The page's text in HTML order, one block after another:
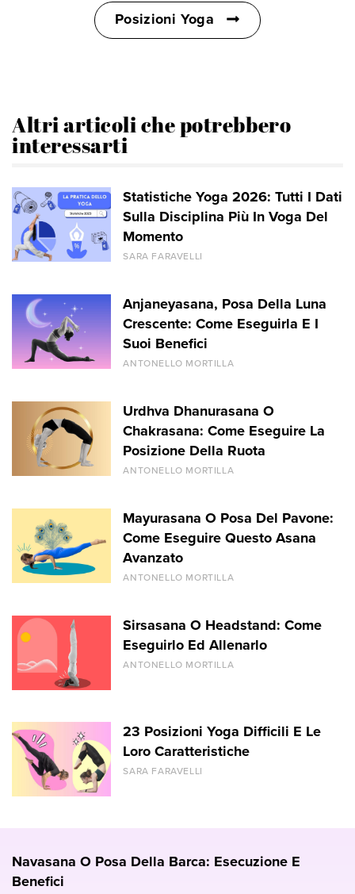
Posizioni Yoga
Altri articoli che potrebbero
interessarti
Statistiche Yoga 2026: Tutti I Dati
Sulla Disciplina Più In Voga Del
Momento
SARA FARAVELLI
Anjaneyasana, Posa Della Luna
Crescente: Come Eseguirla E I
Suoi Benefici
ANTONELLO MORTILLA
Urdhva Dhanurasana O
Chakrasana: Come Eseguire La
Posizione Della Ruota
ANTONELLO MORTILLA
Mayurasana O Posa Del Pavone:
Come Eseguire Questo Asana
Avanzato
ANTONELLO MORTILLA
Sirsasana O Headstand: Come
Eseguirlo Ed Allenarlo
ANTONELLO MORTILLA
23 Posizioni Yoga Difficili E Le
Loro Caratteristiche
SARA FARAVELLI
Navasana O Posa Della Barca: Esecuzione E
Benefici